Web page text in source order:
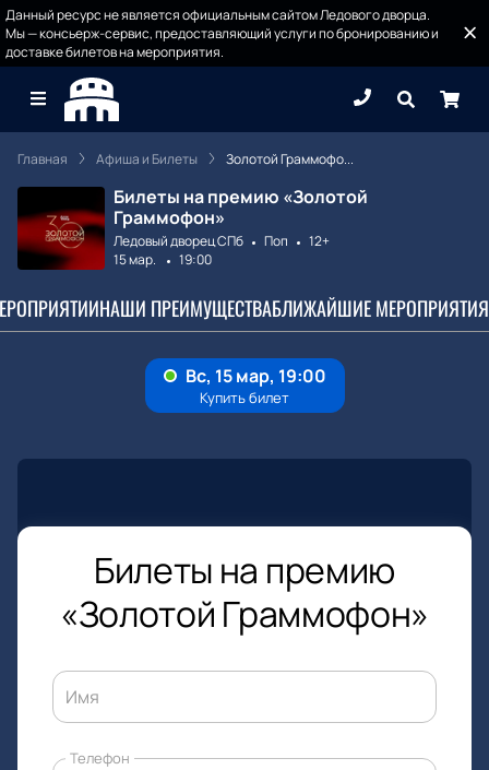
Данный ресурс не является официальным сайтом Ледового дворца.
Мы — консьерж-сервис, предоставляющий услуги по бронированию и
доставке билетов на мероприятия.
Главная Афиша и Билеты Золотой Граммофо...
Билеты на премию «Золотой
Граммофон»
Ледовый дворец СПб Поп
12+
15 мар.
19:00
НАШИ ПРЕИМУЩЕСТВАБЛИЖАЙШИЕ МЕРОПРИЯТИЯ
Билеты на премию
«Золотой Граммофон»
Имя
Телефон